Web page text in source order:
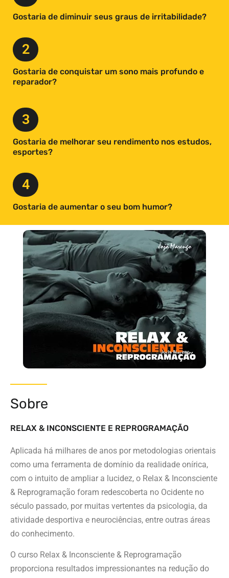
Gostaria de diminuir seus graus de irritabilidade?
2
Gostaria de conquistar um sono mais profundo e
reparador?
3
Gostaria de melhorar seu rendimento nos estudos,
esportes?
4
Gostaria de aumentar o seu bom humor?
Sobre
RELAX & INCONSCIENTE E REPROGRAMAÇÃO
Aplicada há milhares de anos por metodologias orientais
como uma ferramenta de domínio da realidade onírica,
com o intuito de ampliar a lucidez, o Relax & Inconsciente
& Reprogramação foram redescoberta no Ocidente no
século passado, por muitas vertentes da psicologia, da
atividade desportiva e neurociências, entre outras áreas
do conhecimento.
O curso Relax & Inconsciente & Reprogramação
proporciona resultados impressionantes na redução do